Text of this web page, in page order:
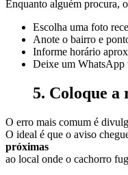
Enquanto alguém procura,
Escolha uma foto
Anote o bairro e
Informe horário
Deixe um WhatsApp
5. Coloque a
O erro mais comum é
O ideal é que o aviso
próximas
ao local onde o cachorro